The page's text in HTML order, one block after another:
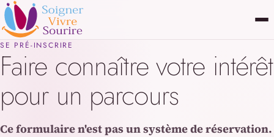
Aller au contenu principal
SE PRÉ-INSCRIRE
Faire connaître votre intérêt
pour un parcours
Ce formulaire n'est pas un système de réservation.